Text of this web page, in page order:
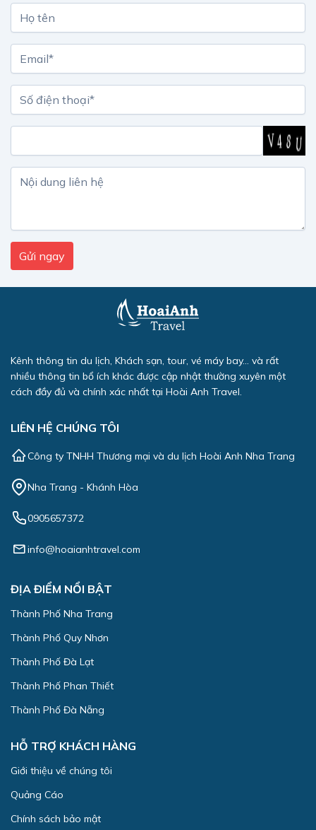
Kênh thông tin du lịch, Khách sạn, tour, vé máy bay... và rất
nhiều thông tin bổ ích khác được cập nhật thường xuyên một
cách đầy đủ và chính xác nhất tại Hoài Anh Travel.
ĐỊA ĐIỂM NỔI BẬT
Thành Phố Nha Trang
Thành Phố Quy Nhơn
Thành Phố Đà Lạt
Thành Phố Phan Thiết
Thành Phố Đà Nẵng
HỖ TRỢ KHÁCH HÀNG
Giới thiệu về chúng tôi
Quảng Cáo
Chính sách bảo mật
LIÊN HỆ CHÚNG TÔI
Công ty TNHH Thương mại và du lịch Hoài Anh Nha Trang
Nha Trang - Khánh Hòa
0905657372
info@hoaianhtravel.com